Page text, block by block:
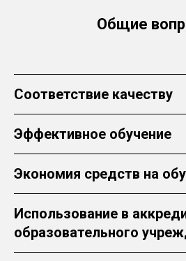
Общие
Соответствие качеству
Эффективное обучение
Экономия средств на
Использование в
образовательного